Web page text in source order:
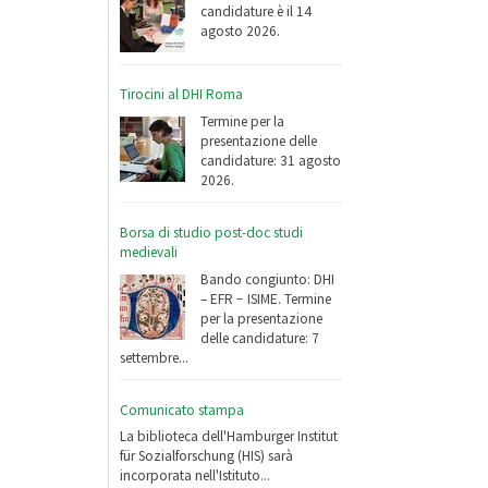
candidature è il 14
agosto 2026.
Tirocini al DHI Roma
Termine per la
presentazione delle
candidature: 31 agosto
2026.
Borsa di studio post-doc studi
medievali
Bando congiunto: DHI
– EFR − ISIME. Termine
per la presentazione
delle candidature: 7
settembre...
Comunicato stampa
La biblioteca dell'Hamburger Institut
für Sozialforschung (HIS) sarà
incorporata nell'Istituto...